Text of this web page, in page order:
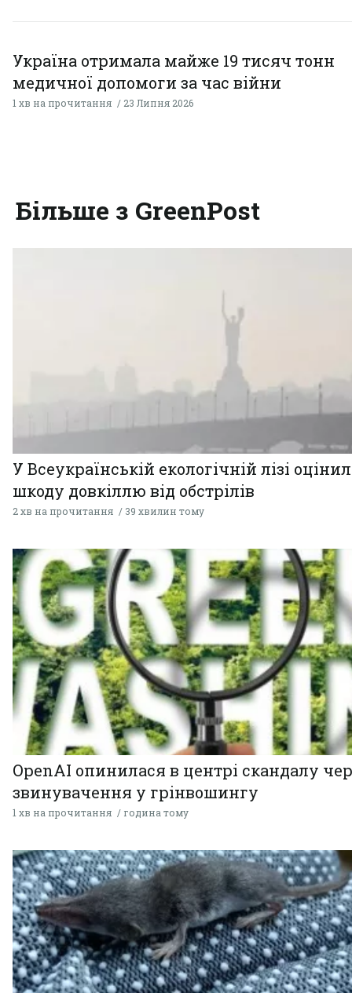
Україна отримала майже 19 тисяч тонн
медичної допомоги за час війни
1 хв на прочитання 23 Липня 2026
Більше з GreenPost
У Всеукраїнській екологічній лізі
шкоду довкіллю від обстрілів
2 хв на прочитання 39 хвилин тому
OpenAI опинилася в центрі скандалу
звинувачення у грінвошингу
1 хв на прочитання година тому